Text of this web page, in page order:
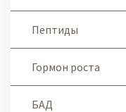
Пептиды
Гормон роста
БАД